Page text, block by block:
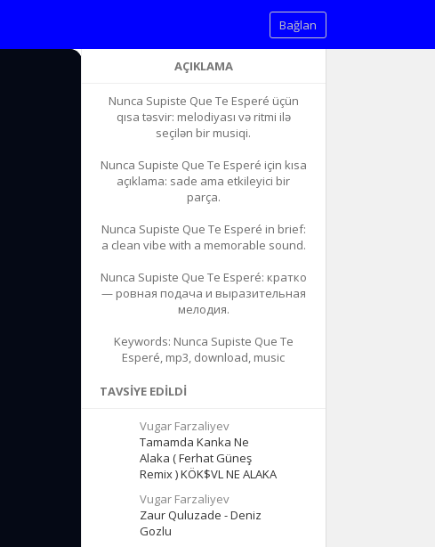
Bağlan
AÇIKLAMA
Nunca Supiste Que Te Esperé üçün
qısa təsvir: melodiyası və ritmi ilə
seçilən bir musiqi.
Nunca Supiste Que Te Esperé için kısa
açıklama: sade ama etkileyici bir
parça.
Nunca Supiste Que Te Esperé in brief:
a clean vibe with a memorable sound.
Nunca Supiste Que Te Esperé: кратко
— ровная подача и выразительная
мелодия.
Keywords: Nunca Supiste Que Te
Esperé, mp3, download, music
TAVSIYE EDILDI
Vugar Farzaliyev
Tamamda Kanka Ne
Alaka ( Ferhat Güneş
Remix ) KÖK$VL NE ALAKA
Vugar Farzaliyev
Zaur Quluzade - Deniz
Gozlu